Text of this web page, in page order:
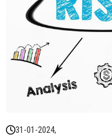
31-01-2024,